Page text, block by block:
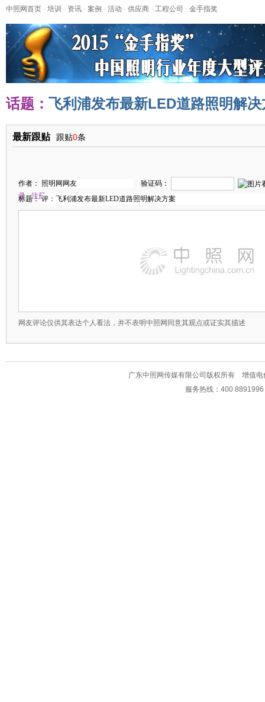
中照网首页 - 培训 - 资讯 - 案例 - 活动 - 供应商 - 工程公司 - 金手指奖
话题： 飞利浦发布最新LED道路照明解决
最新跟贴 跟贴0条
作者：
验证码：
录
注册
标题：
网友评论仅供其表达个人看法，并不表明中照网同意其观点或证实其描述
广东中照网传媒有限公司版权所有 增值
服务热线：400 8891996